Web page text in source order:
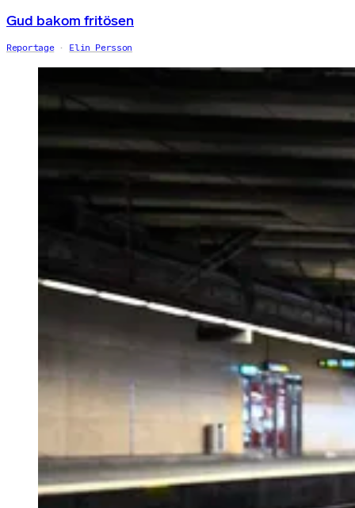
Gud bakom fritösen
Reportage Elin Persson